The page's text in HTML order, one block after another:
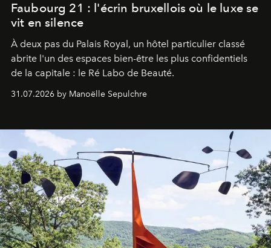
Faubourg 21 : l'écrin bruxellois où le luxe se
vit en silence
À deux pas du Palais Royal, un hôtel particulier classé
abrite l'un des espaces bien-être les plus confidentiels
de la capitale : le Ré Labo de Beauté.
31.07.2026 by Manoëlle Sepulchre